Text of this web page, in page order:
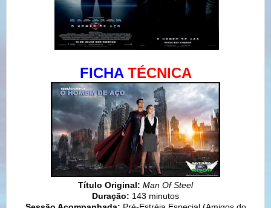
FICHA TÉCNICA
Título Original: Man Of Steel
Duração: 143 minutos